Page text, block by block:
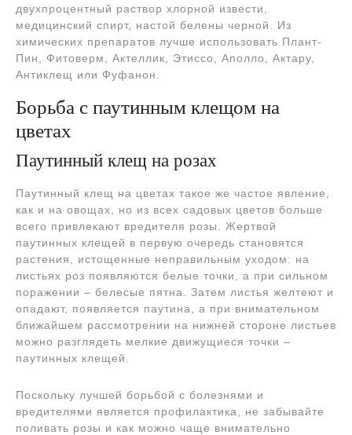
двухпроцентный раствор хлорной извести,
медицинский спирт, настой белены черной. Из
химических препаратов лучше использовать Плант-
Пин, Фитоверм, Актеллик, Этиссо, Аполло, Актару,
Антиклещ или Фуфанон.
Борьба с паутинным клещом на
цветах
Паутинный клещ на розах
Паутинный клещ на цветах такое же частое явление,
как и на овощах, но из всех садовых цветов больше
всего привлекают вредителя розы. Жертвой
паутинных клещей в первую очередь становятся
растения, истощенные неправильным уходом: на
листьях роз появляются белые точки, а при сильном
поражении – белесые пятна. Затем листья желтеют и
опадают, появляется паутина, а при внимательном
ближайшем рассмотрении на нижней стороне листьев
можно разглядеть мелкие движущиеся точки –
паутинных клещей.
Поскольку лучшей борьбой с болезнями и
вредителями является профилактика, не забывайте
поливать розы и как можно чаще внимательно